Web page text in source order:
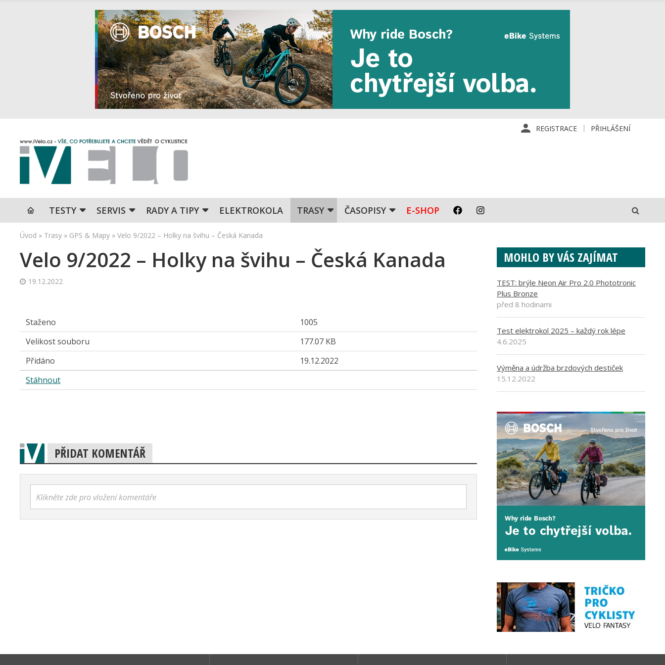
REGISTRACE PŘIHLÁŠENÍ
TESTY SERVIS RADY A TIPY ELEKTROKOLA TRASY ČASOPISY E-SHOP
Úvod » Trasy » GPS & Mapy » Velo 9/2022 – Holky na švihu – Česká Kanada
Velo 9/2022 – Holky na švihu – Česká Kanada
19.12.2022
Staženo
1005
Velikost souboru
177.07 KB
Přidáno
19.12.2022
Stáhnout
PŘIDAT KOMENTÁŘ
Klikněte zde pro vložení komentáře
MOHLO BY VÁS ZAJÍMAT
TEST: brýle Neon Air Pro 2.0 Phototronic
Plus Bronze
před 8 hodinami
Test elektrokol 2025 – každý rok lépe
4.6.2025
Výměna a údržba brzdových destiček
15.12.2022